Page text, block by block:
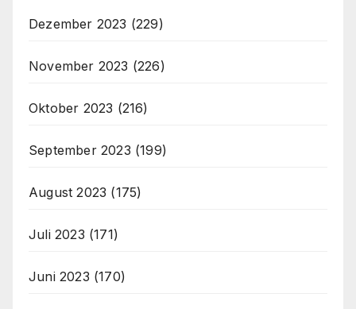
Dezember 2023 (229)
November 2023 (226)
Oktober 2023 (216)
September 2023 (199)
August 2023 (175)
Juli 2023 (171)
Juni 2023 (170)